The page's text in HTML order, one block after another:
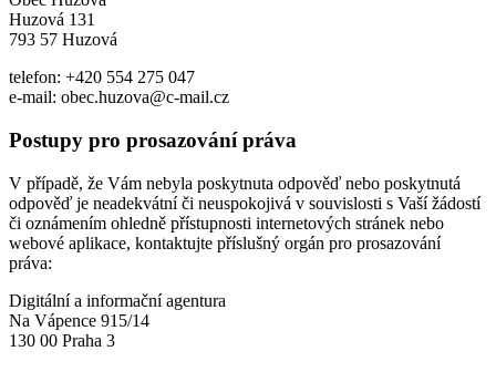
Huzová 131
793 57 Huzová
telefon: +420 554 275 047
e-mail: obec.huzova@c-mail.cz
Postupy pro prosazování práva
V případě, že Vám nebyla poskytnuta odpověď nebo poskytnutá
odpověď je neadekvátní či neuspokojivá v souvislosti s Vaší žádostí
či oznámením ohledně přístupnosti internetových stránek nebo
webové aplikace, kontaktujte příslušný orgán pro prosazování
práva:
Digitální a informační agentura
Na Vápence 915/14
130 00 Praha 3